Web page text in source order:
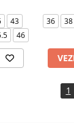
43
46
36 38
1